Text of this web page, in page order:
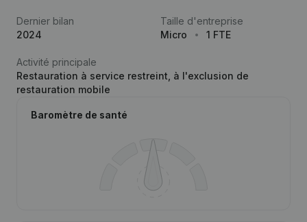
Dernier bilan
2024
Taille d'entreprise
Micro
1 FTE
Activité principale
Restauration à service restreint, à l'exclusion de
restauration mobile
Baromètre de santé